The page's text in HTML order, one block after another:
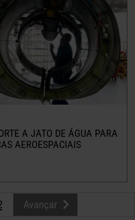
A JATO DE ÁGUA PARA
AEROESPACIAIS
Avançar